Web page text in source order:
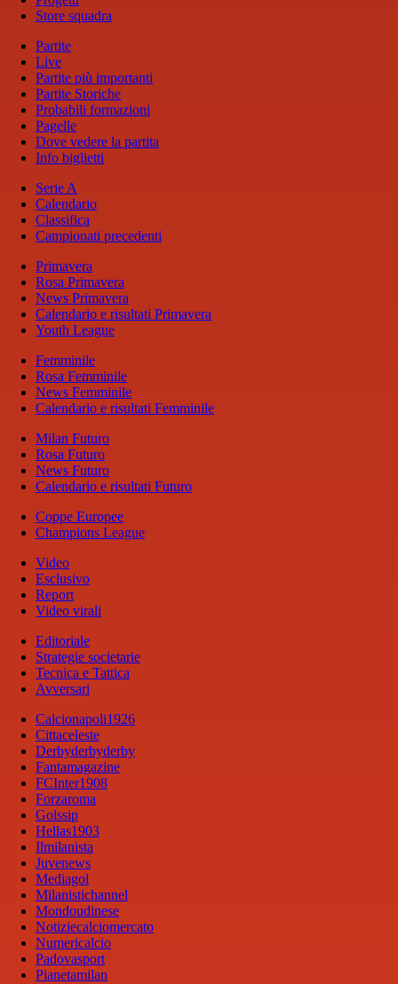
Store squadra
Partite
Live
Partite più importanti
Partite Storiche
Probabili formazioni
Pagelle
Dove vedere la partita
Info biglietti
Serie A
Calendario
Classifica
Campionati precedenti
Primavera
Rosa Primavera
News Primavera
Calendario e risultati Primavera
Youth League
Femminile
Rosa Femminile
News Femminile
Calendario e risultati Femminile
Milan Futuro
Rosa Futuro
News Futuro
Calendario e risultati Futuro
Coppe Europee
Champions League
Video
Esclusivo
Report
Video virali
Editoriale
Strategie societarie
Tecnica e Tattica
Avversari
Calcionapoli1926
Cittaceleste
Derbyderbyderby
Fantamagazine
FCInter1908
Forzaroma
Golssip
Hellas1903
Ilmilanista
Juvenews
Mediagol
Milanistichannel
Mondoudinese
Notiziecalciomercato
Numericalcio
Padovasport
Pianetamilan